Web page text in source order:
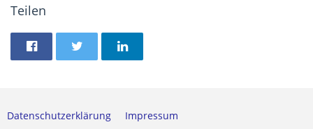
Teilen
Datenschutzerklärung Impressum